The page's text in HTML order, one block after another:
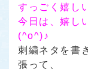
すっごく嬉し
今日は、嬉し
(^o^)♪
刺繍ネタを書
張って、